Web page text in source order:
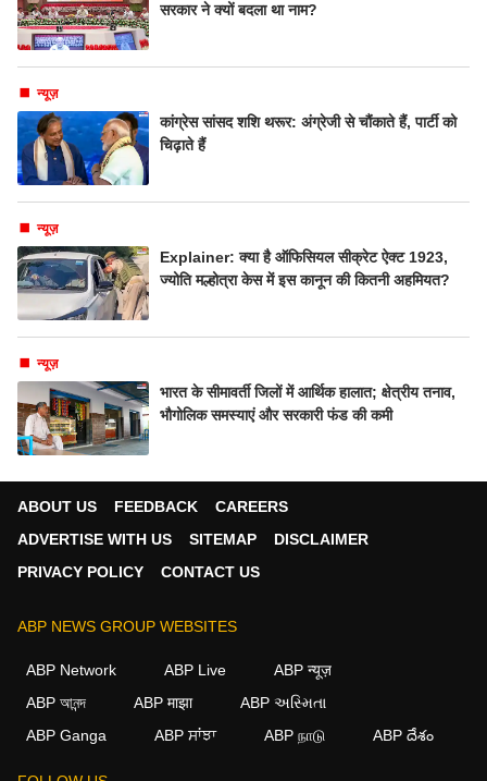
सरकार ने क्यों बदला था नाम?
न्यूज़
कांग्रेस सांसद शशि थरूर: अंग्रेजी से चौंकाते हैं, पार्टी को
चिढ़ाते हैं
न्यूज़
Explainer: क्या है ऑफिसियल सीक्रेट ऐक्ट 1923,
ज्योति मल्होत्रा केस में इस कानून की कितनी अहमियत?
न्यूज़
भारत के सीमावर्ती जिलों में आर्थिक हालात; क्षेत्रीय तनाव,
भौगोलिक समस्याएं और सरकारी फंड की कमी
ABOUT US FEEDBACK
CAREERS
ADVERTISE WITH US
SITEMAP
DISCLAIMER
PRIVACY POLICY
CONTACT US
ABP NEWS GROUP WEBSITES
ABP Network ABP Live
ABP न्यूज़
ABP আনন্দ
ABP माझा
ABP અસ્મિતા
ABP Ganga
ABP ਸਾਂਝਾ ABP நாடு ABP దేశం